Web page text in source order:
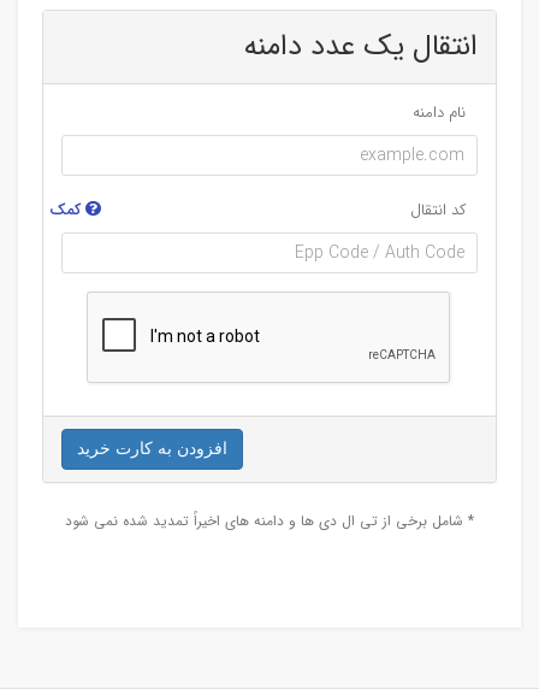
انتقال یک عدد دامنه
نام دامنه
کد انتقال کمک
افزودن به کارت خرید
* شامل برخی از تی ال دی ها و دامنه های اخیراً تمدید شده نمی شود